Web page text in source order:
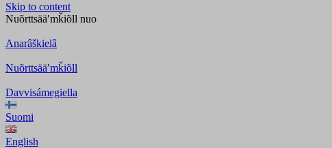
Skip to content
Nuõrttsääʹmǩiõll nuo
Anarâškielâ
Nuõrttsääʹmǩiõll
Davvisámegiella
Suomi
English